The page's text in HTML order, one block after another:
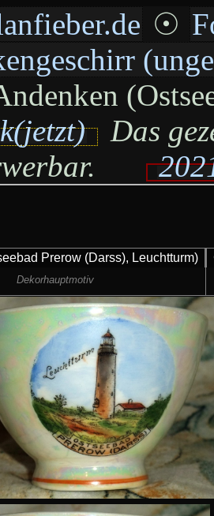
☉
Das
Prerow (Darss), Leuchtturm)
Dekorhauptmotiv